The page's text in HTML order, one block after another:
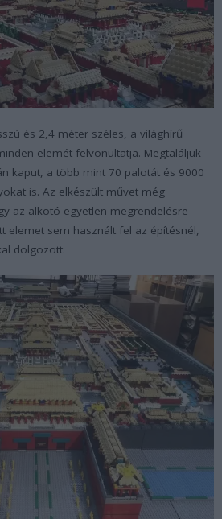
és 2,4 méter széles, a világhírű
elemét felvonultatja. Megtaláljuk
kaput, a több mint 70 palotát és 9000
is. Az elkészült művet még
az alkotó egyetlen megrendelésre
elemet sem használt fel az építésnél,
dolgozott.